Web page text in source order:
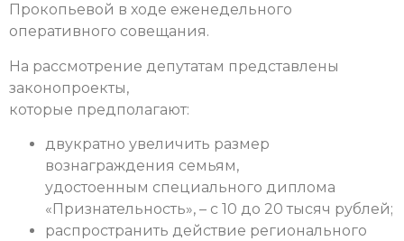
Прокопьевой в ходе еженедельного
оперативного совещания.
На рассмотрение депутатам представлены
законопроекты,
которые предполагают:
двукратно увеличить размер
вознаграждения семьям,
удостоенным специального диплома
«Признательность», – с 10 до 20 тысяч рублей;
распространить действие регионального